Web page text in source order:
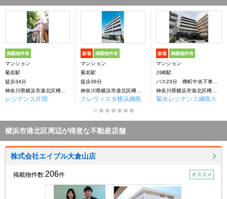
掲載物件有
マンション
菊名駅
徒歩34分
レジデンス片岡
新着 掲載物件有
マンション
菊名駅
徒歩36分
クレヴィスタ横浜綱島
新着 掲載物件有
マンション
川崎駅
バス23分 樽町中央下車：停歩3分
菊水レジデンス綱島Ⅱ
横浜市港北区周辺が得意な不動産店舗
株式会社エイブル大倉山店
掲載物件数:206件 オススメ